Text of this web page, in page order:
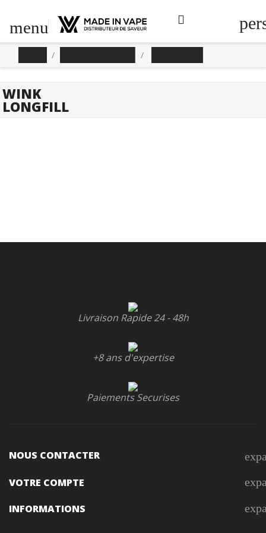
menu
WINK
LONGFILL
Livraison Rapide 24 - 48h
+8 ans d'expertise
Paiements Securises
NOUS CONTACTER
VOTRE COMPTE
INFORMATIONS